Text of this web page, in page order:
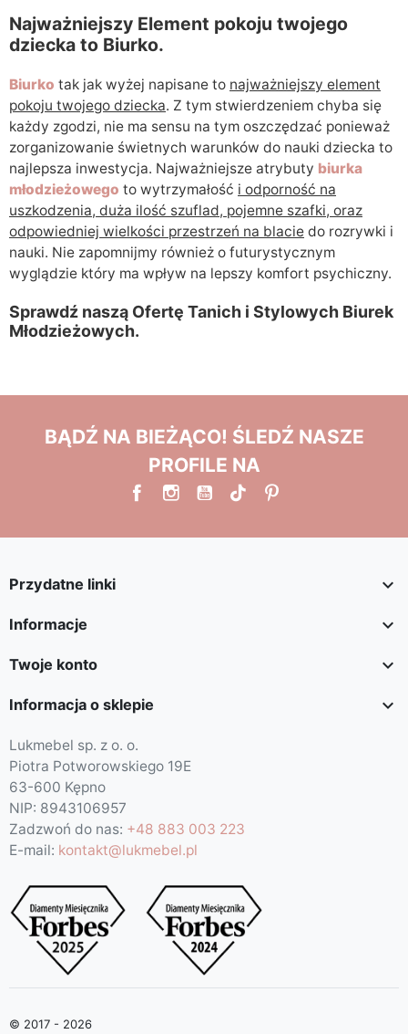
Najważniejszy Element pokoju twojego
dziecka to Biurko.
Biurko tak jak wyżej napisane to najważniejszy element
pokoju twojego dziecka. Z tym stwierdzeniem chyba się
każdy zgodzi, nie ma sensu na tym oszczędzać ponieważ
zorganizowanie świetnych warunków do nauki dziecka to
najlepsza inwestycja. Najważniejsze atrybuty biurka
młodzieżowego to wytrzymałość i odporność na
uszkodzenia, duża ilość szuflad, pojemne szafki, oraz
odpowiedniej wielkości przestrzeń na blacie do rozrywki i
nauki. Nie zapomnijmy również o futurystycznym
wyglądzie który ma wpływ na lepszy komfort psychiczny.
Sprawdź naszą Ofertę Tanich i Stylowych Biurek
Młodzieżowych.
BĄDŹ NA BIEŻĄCO! ŚLEDŹ NASZE
PROFILE NA
Przydatne linki 
Informacje 
Twoje konto 
Informacja o sklepie 
Lukmebel sp. z o. o.
Piotra Potworowskiego 19E
63-600 Kępno
NIP: 8943106957
Zadzwoń do nas: +48 883 003 223
E-mail: kontakt@lukmebel.pl
© 2017 - 2026